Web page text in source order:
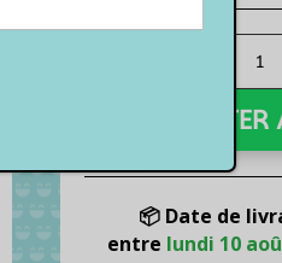
de
société
Swap
📦 Date de
entre lundi 10